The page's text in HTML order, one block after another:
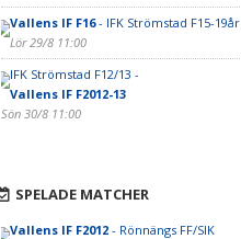
Vallens IF F16- IFK Strömstad F15-19år
Lör 29/8 11:00
IFK Strömstad F12/13 -
Vallens IF F2012-13
Sön 30/8 11:00
SPELADE MATCHER
Vallens IF F2012- Rönnängs FF/SIK